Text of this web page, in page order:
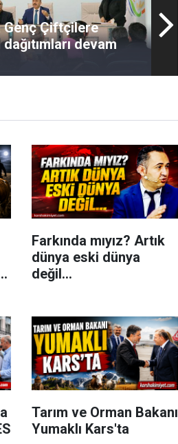
Genç Çiftçilere
devam
Farkında mıyız? Artık
dünya eski dünya
değil...
Tarım ve Orman Bakanı
Yumaklı Kars'ta